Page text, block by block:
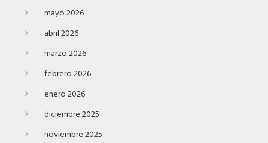
mayo 2026
abril 2026
marzo 2026
febrero 2026
enero 2026
diciembre 2025
noviembre 2025